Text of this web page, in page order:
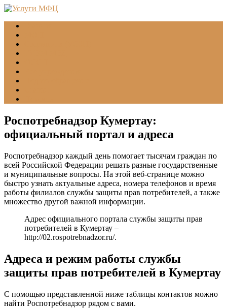
Роспотребнадзор Кумертау:
официальный портал и адреса
Роспотребнадзор каждый день помогает тысячам граждан по
всей Российской Федерации решать разные государственные
и муниципальные вопросы. На этой веб-странице можно
быстро узнать актуальные адреса, номера телефонов и время
работы филиалов службы защиты прав потребителей, а также
множество другой важной информации.
Адрес официального портала службы защиты прав
потребителей в Кумертау –
http://02.rospotrebnadzor.ru/.
Адреса и режим работы службы
защиты прав потребителей в Кумертау
С помощью представленной ниже таблицы контактов можно
найти Роспотребнадзор рядом с вами.